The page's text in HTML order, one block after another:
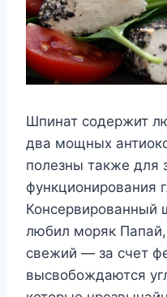
Шпинат содержит
два мощных
полезны также для
функционирования
Консервированный
любил моряк
свежий — за счет
высвобождаются